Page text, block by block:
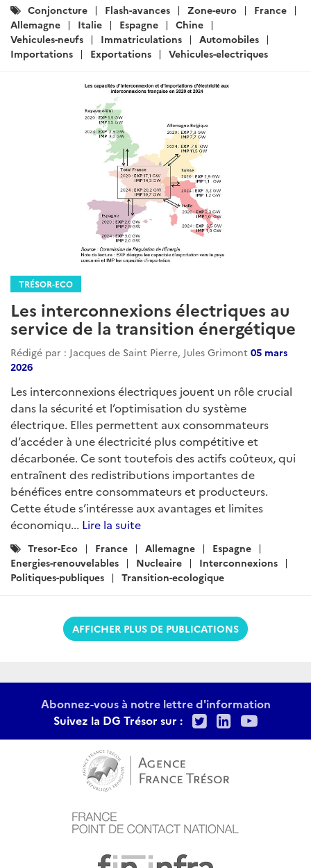
Catégories
:
Conjoncture Flash-avances Zone-euro
France
Allemagne
Italie Espagne
Chine
Vehicules-neufs
Immatriculations
Automobiles
Importations
Exportations Vehicules-electriques
TRÉSOR-ECO
Les interconnexions électriques au
service de la transition énergétique
Rédigé par : Jacques de Saint Pierre, Jules Grimont 05 mars
2026
Les interconnexions électriques jouent un rôle crucial
dans la sécurité et l’optimisation du système
électrique. Elles permettent aux consommateurs
d’accéder à une électricité plus compétitive et
décarbonée. Ce sont toutefois des actifs coûteux, qui
entraînent des redistributions importantes de
bénéfices entre consommateurs et producteurs.
Cette étude s’intéresse aux avantages et limites
économiqu... Lire la suite
Catégories
:
Tresor-Eco France Allemagne
Espagne
Energies-renouvelables
Nucleaire
Interconnexions
Politiques-publiques
Transition-ecologique
AFFICHER PLUS DE PUBLICATIONS
Abonnez-vous à notre lettre d'information
Suivez la DG Trésor sur :
TwitterLinkedIn